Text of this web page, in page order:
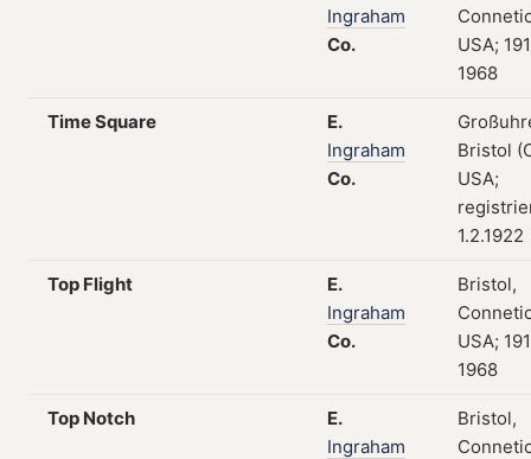
Ingraham
Co.
USA;
1968
Time Square
E.
Ingraham
Co.
Bristol
USA;
1.2.1922
Top Flight
E.
Ingraham
Co.
Bristol,
USA;
1968
Top Notch
E.
Ingraham
Bristol,